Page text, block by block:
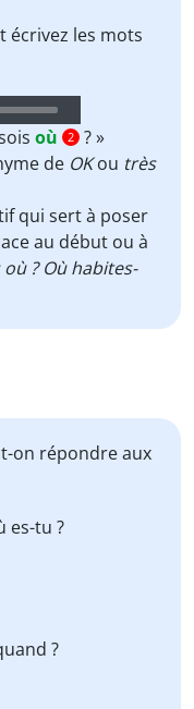
écrivez les mots
où 2 ? »
de OKou très
qui sert à poser
au début ou à
? Où habites-
on répondre aux
es-tu ?
?